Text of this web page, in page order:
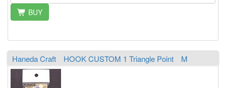
BUY
Haneda Craft HOOK CUSTOM 1 Triangle Point M